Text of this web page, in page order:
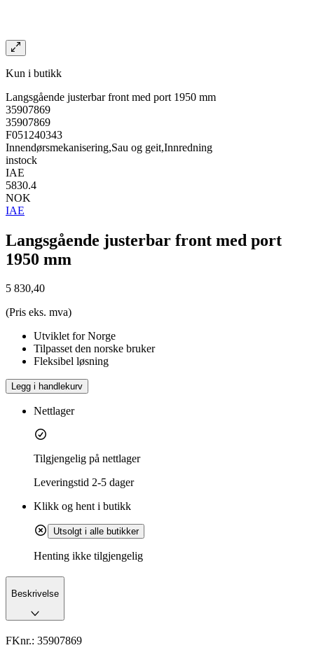
Kun i butikk
Langsgående justerbar front med port 1950 mm
35907869
35907869
F051240343
Innendørsmekanisering,Sau og geit,Innredning
instock
IAE
5830.4
NOK
IAE
Langsgående justerbar front med port
1950 mm
5 830,40
(Pris eks. mva)
Utviklet for Norge
Tilpasset den norske bruker
Fleksibel løsning
Legg i handlekurv
Nettlager
Tilgjengelig på nettlager
Leveringstid 2-5 dager
Klikk og hent i butikk
Utsolgt i alle butikker
Henting ikke tilgjengelig
Beskrivelse
FKnr.: 35907869